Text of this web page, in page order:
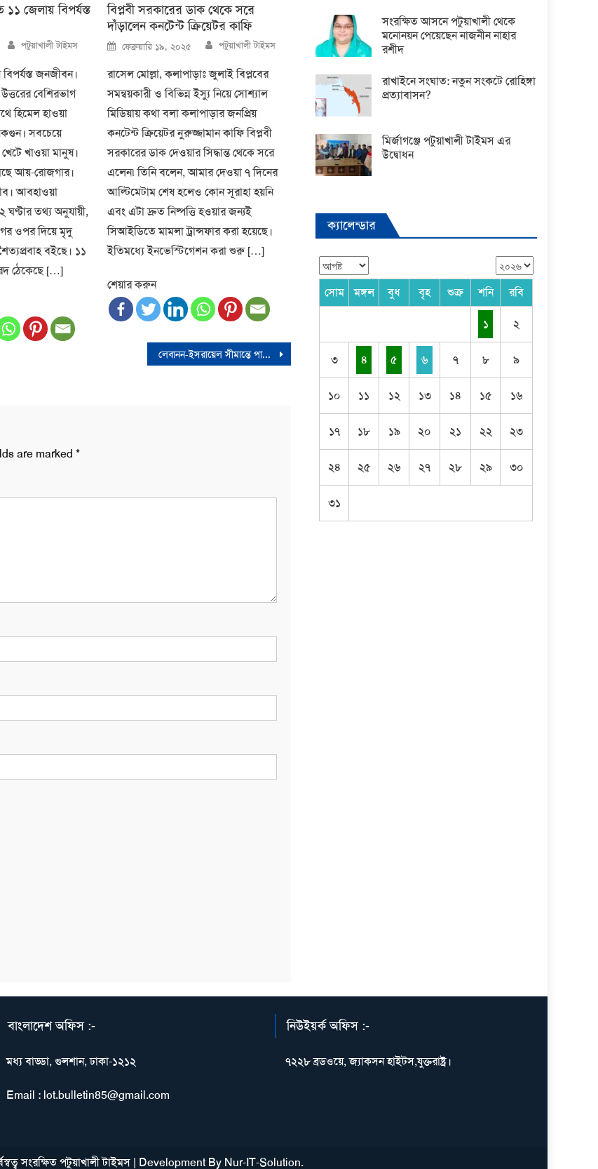
জেলায় বিপর্যস্ত
Author
পটুয়াখালী টাইমস
জনজীবন।
বেশিরভাগ
হিমেল হাওয়া
সবচেয়ে
খাওয়া মানুষ।
আয়-রোজগার।
আবহাওয়া
ঘণ্টার তথ্য অনুযায়ী,
ওপর দিয়ে মৃদু
বইছে। ১১
ঠেকেছে […]
বিপ্লবী সরকারের ডাক থেকে সরে
দাঁড়ালেন কনটেন্ট ক্রিয়েটর কাফি
Posted
on
ফেব্রুয়ারি ১৯, ২০২৫ Author
পটুয়াখালী টাইমস
রাসেল মোল্লা, কলাপাড়াঃ জুলাই বিপ্লবের
সমন্বয়কারী ও বিভিন্ন ইস্যু নিয়ে সোশ্যাল
মিডিয়ায় কথা বলা কলাপাড়ার জনপ্রিয়
কনটেন্ট ক্রিয়েটর নুরুজ্জামান কাফি বিপ্লবী
সরকারের ডাক দেওয়ার সিদ্ধান্ত থেকে সরে
এলেন৷ তিনি বলেন, আমার দেওয়া ৭ দিনের
আল্টিমেটাম শেষ হলেও কোন সূরাহা হয়নি
এবং এটা দ্রুত নিষ্পত্তি হওয়ার জন্যই
সিআইডিতে মামলা ট্রান্সফার করা হয়েছে।
ইতিমধ্যে ইনভেস্টিগেশন করা শুরু […]
শেয়ার করুন
লেবানন-ইসরায়েল সীমান্তে পাল্টাপাল্টি হামলা
are marked *
সংরক্ষিত আসনে পটুয়াখালী থেকে
মনোনয়ন পেয়েছেন নাজনীন নাহার
রশীদ
রাখাইনে সংঘাত: নতুন সংকটে রোহিঙ্গা
প্রত্যাবাসন?
মির্জাগঞ্জে পটুয়াখালী টাইমস এর
উদ্বোধন
ক্যালেন্ডার
সোম মঙ্গল বুধ বৃহ শুক্র শনি রবি
১ ২
৩ ৪ ৫ ৬ ৭ ৮ ৯
১০ ১১ ১২ ১৩ ১৪ ১৫ ১৬
১৭ ১৮ ১৯ ২০ ২১ ২২ ২৩
২৪ ২৫ ২৬ ২৭ ২৮ ২৯ ৩০
৩১
বাংলাদেশ অফিস :-
মধ্য বাড্ডা, গুলশান, ঢাকা-১২১২
Email : lot.bulletin85@gmail.com
নিউইয়র্ক অফিস :-
৭২২৮ ব্রডওয়ে, জ্যাকসন হাইটস,যুক্তরাষ্ট্র।
সংরক্ষিত পটুয়াখালী টাইমস | Development By Nur-IT-Solution.